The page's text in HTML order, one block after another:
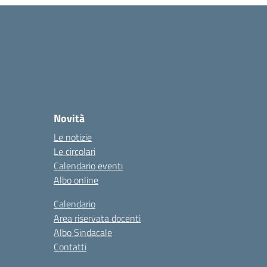
Novità
Le notizie
Le circolari
Calendario eventi
Albo online
Calendario
Area riservata docenti
Albo Sindacale
Contatti